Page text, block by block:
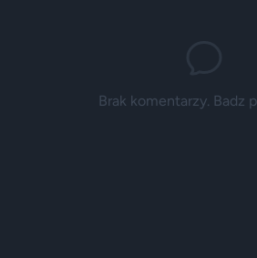
Brak komentarzy. Badz